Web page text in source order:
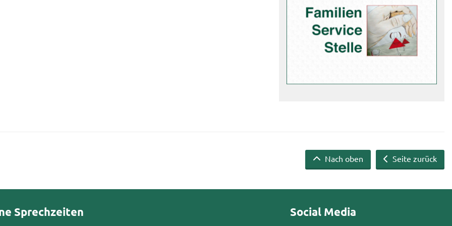
Seite zurück
Nach oben
Sprechzeiten Social Media